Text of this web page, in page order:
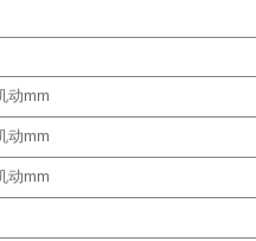
动mm
动mm
动mm